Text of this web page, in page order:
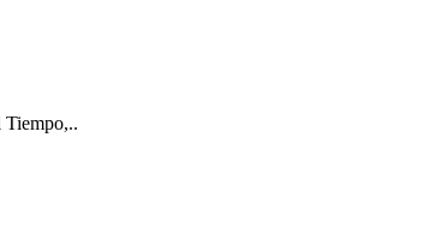
Tiempo,..